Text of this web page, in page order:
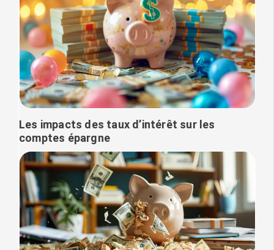
Les impacts des taux d’intérêt sur les
comptes épargne